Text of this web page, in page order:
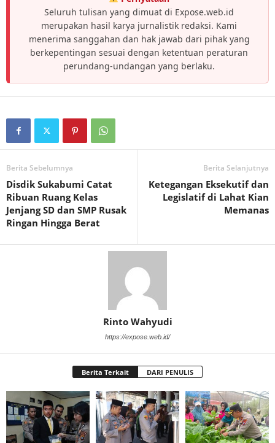
Seluruh tulisan yang dimuat di Expose.web.id
merupakan hasil karya jurnalistik redaksi. Kami
menerima sanggahan dan hak jawab dari pihak yang
berkepentingan sesuai dengan ketentuan peraturan
perundang-undangan yang berlaku.
Berita Sebelumnya
Disdik Sukabumi Catat
Ribuan Ruang Kelas
Jenjang SD dan SMP Rusak
Ringan Hingga Berat
Berita Selanjutnya
Ketegangan Eksekutif dan
Legislatif di Lahat Kian
Memanas
Rinto Wahyudi
https://expose.web.id/
Berita Terkait DARI PENULIS